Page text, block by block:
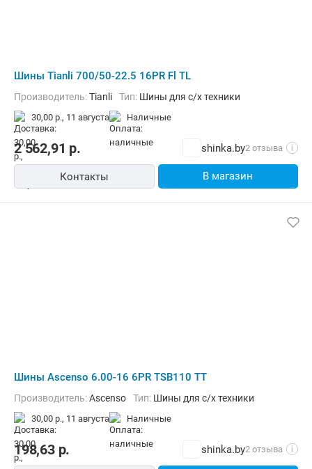
Шины Tianli 700/50-22.5 16PR Fl TL
Производитель:Tianli Тип: Шины для с/х техники
30,00 р., 11 августа наличные
2 562,91 р. shinka.by2 отзыва i
Контакты В магазин
Шины Ascenso 6.00-16 6PR TSB110 TT
Производитель:Ascenso Тип: Шины для с/х техники
30,00 р., 11 августа наличные
198,63р. shinka.by2 отзыва i